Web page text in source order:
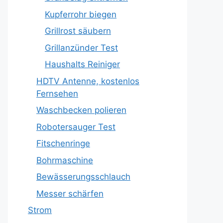
Kupferrohr biegen
Grillrost säubern
Grillanzünder Test
Haushalts Reiniger
HDTV Antenne, kostenlos
Fernsehen
Waschbecken polieren
Robotersauger Test
Fitschenringe
Bohrmaschine
Bewässerungsschlauch
Messer schärfen
Strom